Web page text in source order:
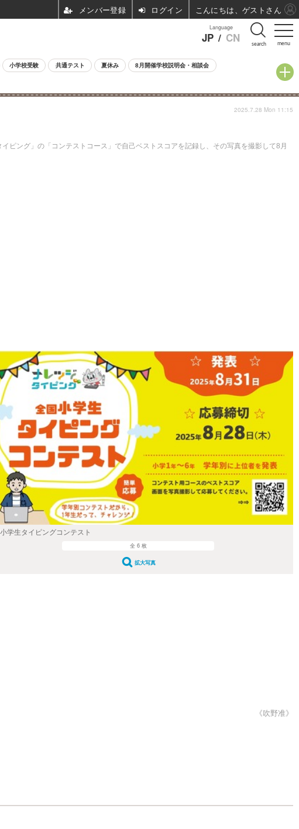
menu
Language
JP / CN search
小学校受験 共通テスト 夏休み 8月開催学校説明会・相談会
ング」の「コンテストコース」で自己ベストスコアを記録し、その写真を撮影して8月
2025.7.28 Mon 11:15
学生タイピングコンテスト
全 6 枚
拡大写真
《吹野准》
ログイン こんにちは、ゲストさん